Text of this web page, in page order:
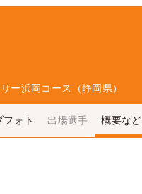
ー浜岡コース（静岡県）
フォト 出場選手 概要など